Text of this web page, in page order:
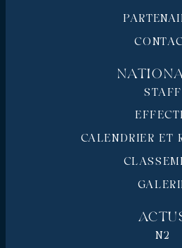
STAFF
CALENDRIER ET
N2